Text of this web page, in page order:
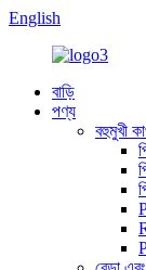
English
বাড়ি
পণ্য
বহুমুখী